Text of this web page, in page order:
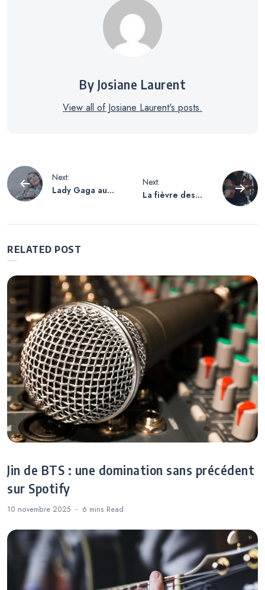
By Josiane Laurent
View all of Josiane Laurent's posts.
Navigation
de
l’article
Next:
Lady Gaga au
outre-Manche
Next:
La fièvre des
France
RELATED POST
Jin de BTS : une domination sans précédent
sur Spotify
10 novembre 2025 6 mins Read